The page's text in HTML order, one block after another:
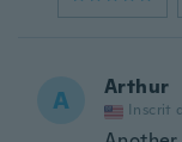
A Arthur
Inscrit